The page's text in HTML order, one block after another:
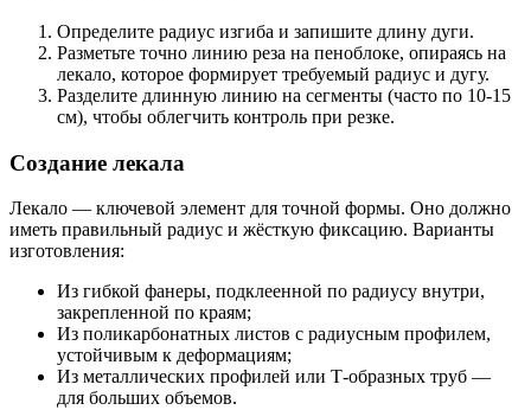
Определите радиус изгиба и запишите длину дуги.
Разметьте точно линию реза на пеноблоке, опираясь на
лекало, которое формирует требуемый радиус и дугу.
Разделите длинную линию на сегменты (часто по 10-15
см), чтобы облегчить контроль при резке.
Создание лекала
Лекало — ключевой элемент для точной формы. Оно должно
иметь правильный радиус и жёсткую фиксацию. Варианты
изготовления:
Из гибкой фанеры, подклеенной по радиусу внутри,
закрепленной по краям;
Из поликарбонатных листов с радиусным профилем,
устойчивым к деформациям;
Из металлических профилей или Т-образных труб —
для больших объемов.